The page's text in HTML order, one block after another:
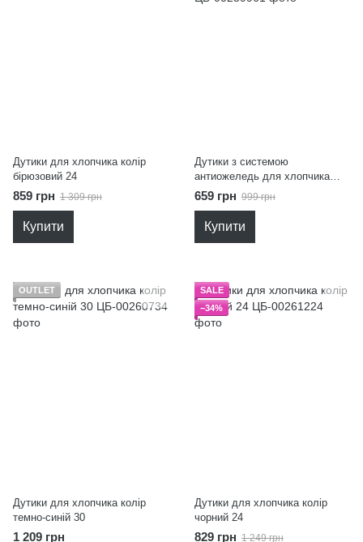
Дутики для хлопчика колір
бірюзовий 24
859 грн 1 309 грн
Купити
Дутики з системою
антиожеледь для хлопчика
колір чорний 23
659 грн 999 грн
Купити
OUTLET
Дутики для хлопчика колір
темно-синій 30
1 209 грн
SALE
−34%
Дутики для хлопчика колір
чорний 24
829 грн 1 249 грн